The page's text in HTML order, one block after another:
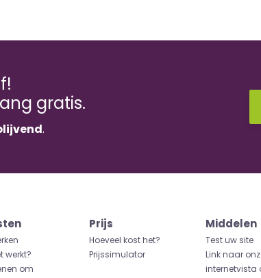
gratis.
.
werkt?
om
Prijs
Hoeveel kost het?
Prijssimulator
Middelen
Test uw site
Link naar
internetvista